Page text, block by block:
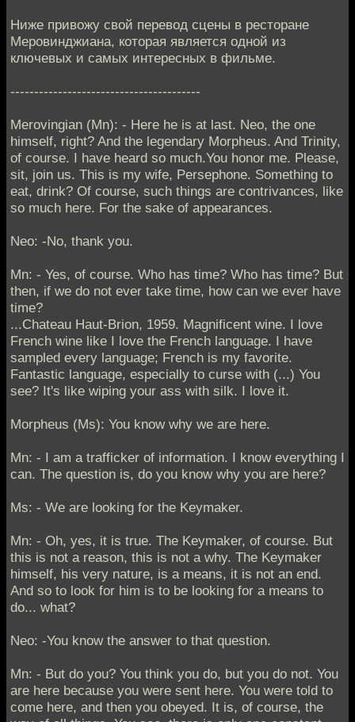
Ниже привожу свой перевод сцены в ресторане
Меровинджиана, которая является одной из
ключевых и самых интересных в фильме.
----------------------------------------
Merovingian (Mn): - Here he is at last. Neo, the one
himself, right? And the legendary Morpheus. And Trinity,
of course. I have heard so much.You honor me. Please,
sit, join us. This is my wife, Persephone. Something to
eat, drink? Of course, such things are contrivances, like
so much here. For the sake of appearances.
Neo: -No, thank you.
Mn: - Yes, of course. Who has time? Who has time? But
then, if we do not ever take time, how can we ever have
time?
...Chateau Haut-Brion, 1959. Magnificent wine. I love
French wine like I love the French language. I have
sampled every language; French is my favorite.
Fantastic language, especially to curse with (...) You
see? It's like wiping your ass with silk. I love it.
Morpheus (Ms): You know why we are here.
Mn: - I am a trafficker of information. I know everything I
can. The question is, do you know why you are here?
Ms: - We are looking for the Keymaker.
Mn: - Oh, yes, it is true. The Keymaker, of course. But
this is not a reason, this is not a why. The Keymaker
himself, his very nature, is a means, it is not an end.
And so to look for him is to be looking for a means to
do... what?
Neo: -You know the answer to that question.
Mn: - But do you? You think you do, but you do not. You
are here because you were sent here. You were told to
come here, and then you obeyed. It is, of course, the